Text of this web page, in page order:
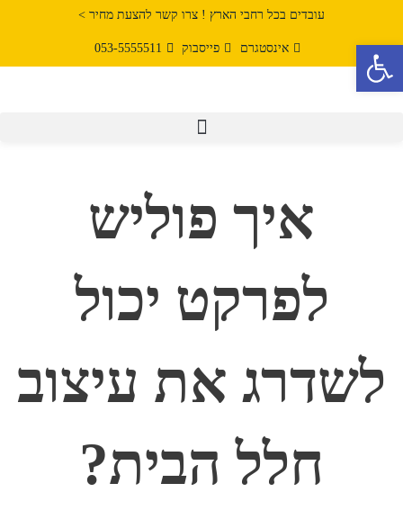
עובדים בכל רחבי הארץ ! צרו קשר להצעת מחיר >
אינסטגרם פייסבוק 053-5555511
איך פוליש
לפרקט יכול
לשדרג את עיצוב
חלל הבית?
פתח סרגל נגישות